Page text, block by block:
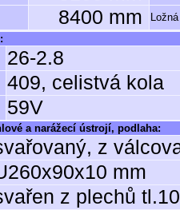
8400 mm
26-2.8
409, celistvá kola
59V
a narážecí ústrojí, podlaha:
z
mm
z plechů